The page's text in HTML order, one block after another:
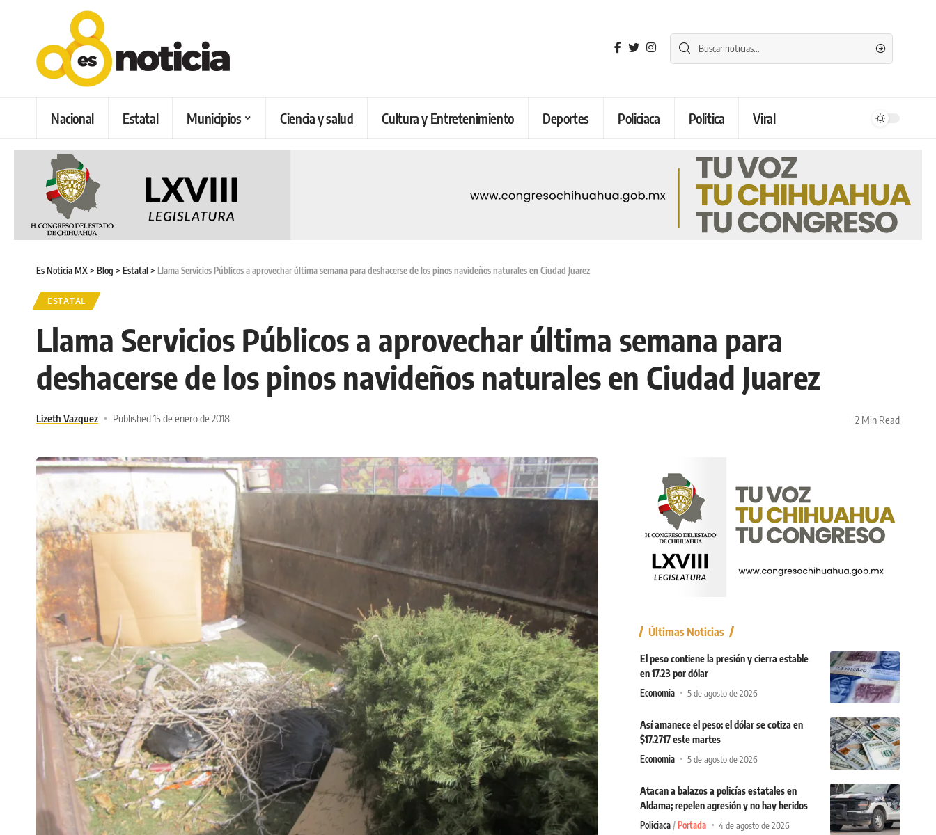
Nacional Estatal Municipios Ciencia y salud Cultura y Entretenimiento Deportes Policiaca Politica Viral
Es Noticia MX> Blog > Estatal > Llama Servicios Públicos a aprovechar última semana para deshacerse de los pinos navideños naturales en Ciudad Juarez
ESTATAL
Llama Servicios Públicos a aprovechar última semana para
deshacerse de los pinos navideños naturales en Ciudad Juarez
Lizeth Vazquez Published 15 de enero de 2018 2 Min Read
Últimas Noticias
El peso contiene la presión y cierra estable
en 17.23 por dólar
Economia 5 de agosto de 2026
Así amanece el peso: el dólar se cotiza en
$17.2717 este martes
Economia 5 de agosto de 2026
Atacan a balazos a policías estatales en
Aldama; repelen agresión y no hay heridos
Policiaca Portada 4 de agosto de 2026